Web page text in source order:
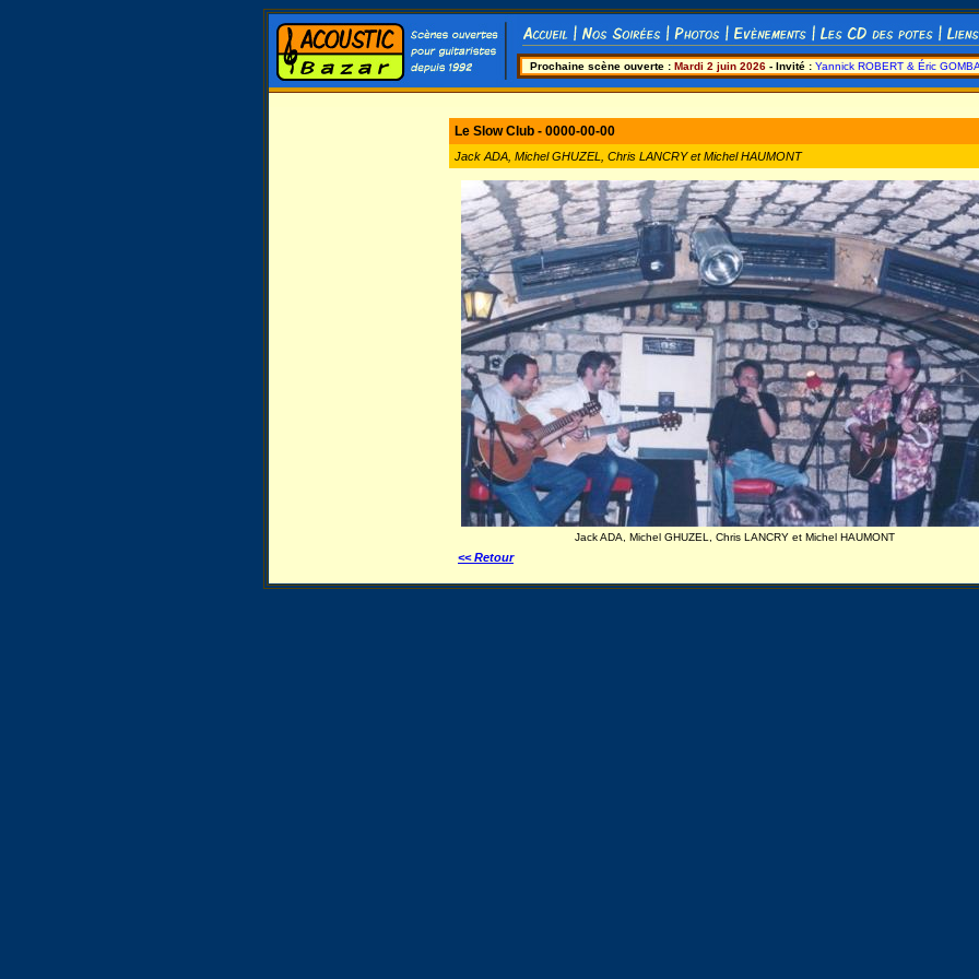
Prochaine scène ouverte : Mardi 2 juin 2026 - Invité : Yannick ROBERT & Éric
Le Slow Club - 0000-00-00
Jack ADA, Michel GHUZEL, Chris LANCRY et Michel HAUMONT
Jack ADA, Michel GHUZEL, Chris LANCRY et Michel HAUMONT
<< Retour